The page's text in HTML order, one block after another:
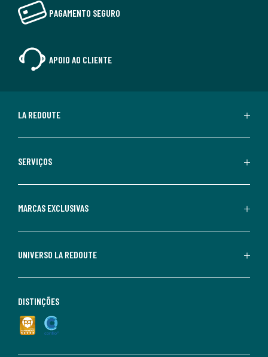
PAGAMENTO SEGURO
APOIO AO CLIENTE
LA REDOUTE
SERVIÇOS
MARCAS EXCLUSIVAS
UNIVERSO LA REDOUTE
DISTINÇÕES